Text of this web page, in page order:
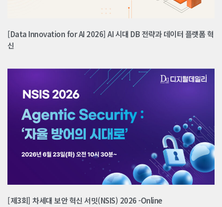
[Data Innovation for AI 2026] AI 시대 DB 전략과 데이터 플랫폼 혁
신
[제3회] 차세대 보안 혁신 서밋(NSIS) 2026 -Online